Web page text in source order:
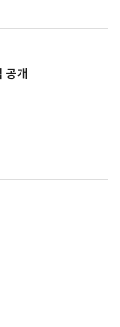
공개